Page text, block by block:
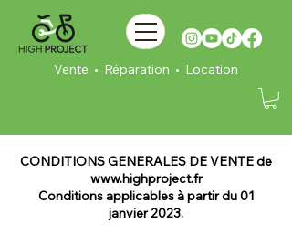
Vente • Réparation • Location
CONDITIONS GENERALES DE VENTE de
www.highproject.fr
Conditions applicables à partir du 01
janvier 2023.